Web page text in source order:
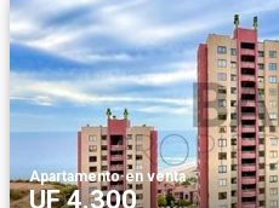
Apartamento·en venta
UF 4.300